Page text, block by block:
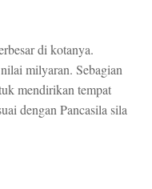
di kotanya.
milyaran. Sebagian
mendirikan tempat
dengan Pancasila sila